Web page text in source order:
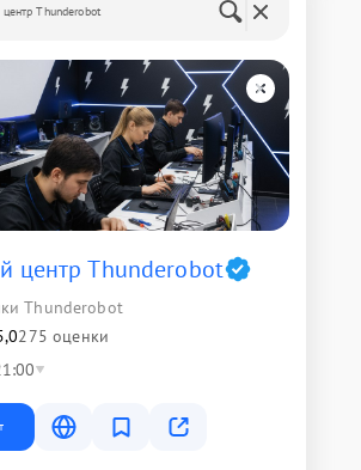
Thunderobot
центр Thunderobot
Thunderobot
275 оценки